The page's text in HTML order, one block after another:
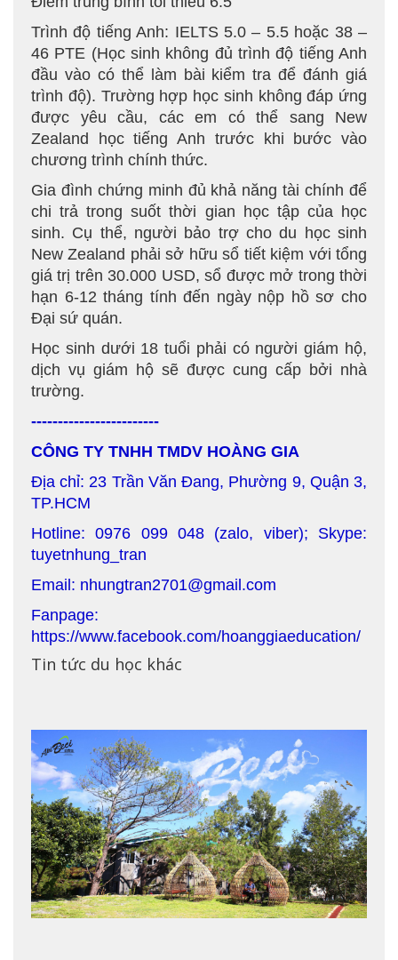
Trình độ tiếng Anh: IELTS 5.0 – 5.5 hoặc 38 –
46 PTE (Học sinh không đủ trình độ tiếng Anh
đầu vào có thể làm bài kiểm tra để đánh giá
trình độ). Trường hợp học sinh không đáp ứng
được yêu cầu, các em có thể sang New
Zealand học tiếng Anh trước khi bước vào
chương trình chính thức.
Gia đình chứng minh đủ khả năng tài chính để
chi trả trong suốt thời gian học tập của học
sinh. Cụ thể, người bảo trợ cho du học sinh
New Zealand phải sở hữu sổ tiết kiệm với tổng
giá trị trên 30.000 USD, sổ được mở trong thời
hạn 6-12 tháng tính đến ngày nộp hồ sơ cho
Đại sứ quán.
Học sinh dưới 18 tuổi phải có người giám hộ,
dịch vụ giám hộ sẽ được cung cấp bởi nhà
trường.
------------------------
CÔNG TY TNHH TMDV HOÀNG GIA
Địa chỉ: 23 Trần Văn Đang, Phường 9, Quận 3,
TP.HCM
Hotline: 0976 099 048 (zalo, viber); Skype:
tuyetnhung_tran
Email: nhungtran2701@gmail.com
Fanpage:
https://www.facebook.com/hoanggiaeducation/
Tin tức du học khác